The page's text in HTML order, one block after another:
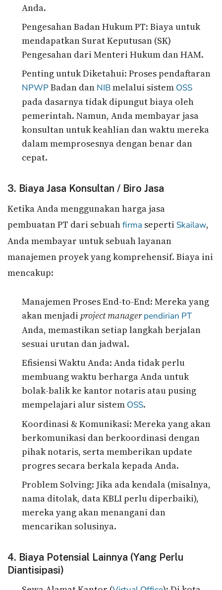
Anda.
Pengesahan Badan Hukum PT: Biaya untuk
mendapatkan Surat Keputusan (SK)
Pengesahan dari Menteri Hukum dan HAM.
Penting untuk Diketahui: Proses pendaftaran
NPWPBadan dan NIBmelalui sistem OSS
pada dasarnya tidak dipungut biaya oleh
pemerintah. Namun, Anda membayar jasa
konsultan untuk keahlian dan waktu mereka
dalam memprosesnya dengan benar dan
cepat.
3. Biaya Jasa Konsultan / Biro Jasa
Ketika Anda menggunakan harga jasa
pembuatan PT dari sebuahfirma seperti Skailaw,
Anda membayar untuk sebuah layanan
manajemen proyek yang komprehensif. Biaya ini
mencakup:
Manajemen Proses End-to-End: Mereka yang
akan menjadi project manager pendirian PT
Anda, memastikan setiap langkah berjalan
sesuai urutan dan jadwal.
Efisiensi Waktu Anda: Anda tidak perlu
membuang waktu berharga Anda untuk
bolak-balik ke kantor notaris atau pusing
mempelajari alur sistem OSS.
Koordinasi & Komunikasi: Mereka yang akan
berkomunikasi dan berkoordinasi dengan
pihak notaris, serta memberikan update
progres secara berkala kepada Anda.
Problem Solving: Jika ada kendala (misalnya,
nama ditolak, data KBLI perlu diperbaiki),
mereka yang akan menangani dan
mencarikan solusinya.
4. Biaya Potensial Lainnya (Yang Perlu
Diantisipasi)